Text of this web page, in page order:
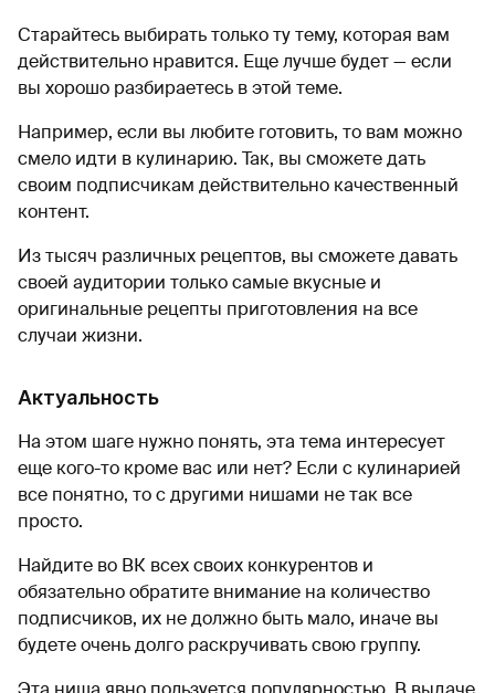
Старайтесь выбирать только ту тему, которая вам
действительно нравится. Еще лучше будет — если
вы хорошо разбираетесь в этой теме.
Например, если вы любите готовить, то вам можно
смело идти в кулинарию. Так, вы сможете дать
своим подписчикам действительно качественный
контент.
Из тысяч различных рецептов, вы сможете давать
своей аудитории только самые вкусные и
оригинальные рецепты приготовления на все
случаи жизни.
Актуальность
На этом шаге нужно понять, эта тема интересует
еще кого-то кроме вас или нет? Если с кулинарией
все понятно, то с другими нишами не так все
просто.
Найдите во ВК всех своих конкурентов и
обязательно обратите внимание на количество
подписчиков, их не должно быть мало, иначе вы
будете очень долго раскручивать свою группу.